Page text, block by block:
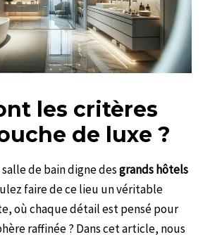
les critères
de luxe ?
salle de bain digne desgrands hôtels
faire de ce lieu un véritable
où chaque détail est pensé pour
raffinée ? Dans cet article, nous